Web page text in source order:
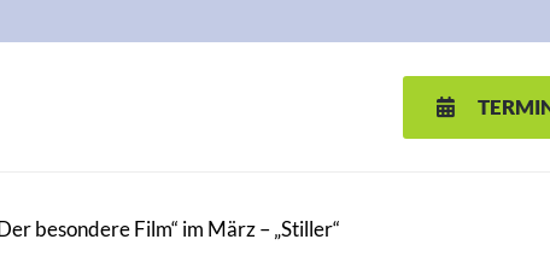
besondere Film“ im März – „Stiller“